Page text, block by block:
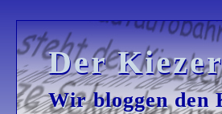
Der
Der
Wir bloggen den
Wir bloggen den